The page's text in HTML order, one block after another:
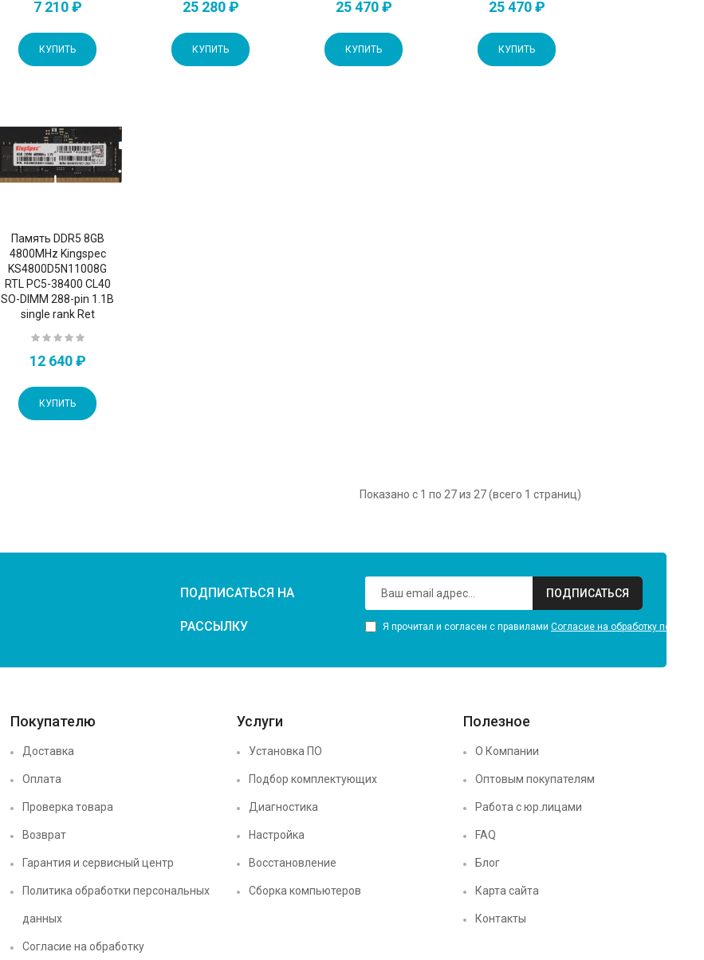
7 210 ₽
КУПИТЬ
25 280 ₽
КУПИТЬ
25 470 ₽
КУПИТЬ
25 470 ₽
КУПИТЬ
Память DDR5 8GB
4800MHz Kingspec
KS4800D5N11008G
RTL PC5-38400 CL40
SO-DIMM 288-pin 1.1В
single rank Ret
12 640 ₽
КУПИТЬ
Показано с 1 по 27 из 27 (всего 1 страниц)
ПОДПИСАТЬСЯ НА
РАССЫЛКУ
ПОДПИСАТЬСЯ
Я прочитал и согласен с правилами Согласие на обработку
Покупателю
Доставка
Оплата
Проверка товара
Возврат
Гарантия и сервисный центр
Политика обработки персональных
данных
Согласие на обработку
Услуги
Установка ПО
Подбор комплектующих
Диагностика
Настройка
Восстановление
Сборка компьютеров
Полезное
О Компании
Оптовым покупателям
Работа с юр.лицами
FAQ
Блог
Карта сайта
Контакты